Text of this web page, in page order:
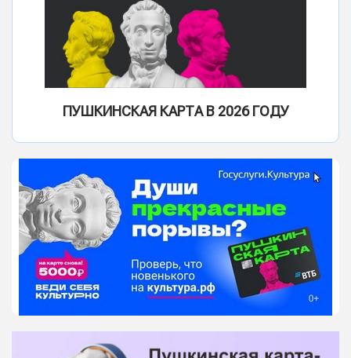
ПУШКИНСКАЯ КАРТА В 2026 ГОДУ